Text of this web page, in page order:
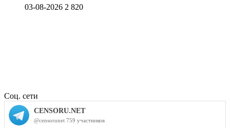
03-08-2026 2 820
Соц. сети